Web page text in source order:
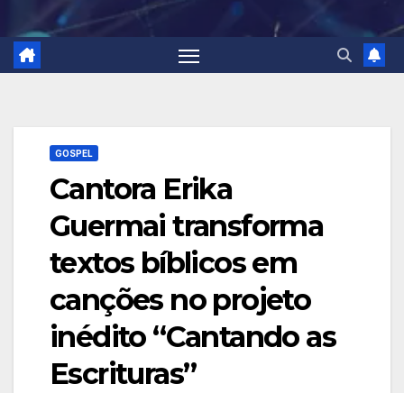
GOSPEL
Cantora Erika
Guermai transforma
textos bíblicos em
canções no projeto
inédito “Cantando as
Escrituras”